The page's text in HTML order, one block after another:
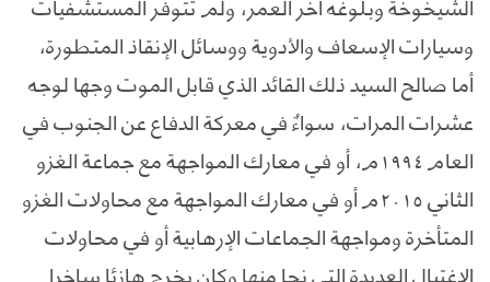
وسيارات الإسعاف والأدوية ووسائل الإنقاذ المتطورة،
أما صالح السيد ذلك القائد الذي قابل الموت وجها لوجه
عشرات المرات، سواءٌ في معركة الدفاع عن الجنوب في
العام ١٩٩٤م، أو في معارك المواجهة مع جماعة الغزو
الثاني ٢٠١٥م أو في معارك المواجهة مع محاولات الغزو
المتأخرة ومواجهة الجماعات الإرهابية أو في محاولات
الاغتيال العديدة التي نجا منها وكان يخرج هازئا ساخرا